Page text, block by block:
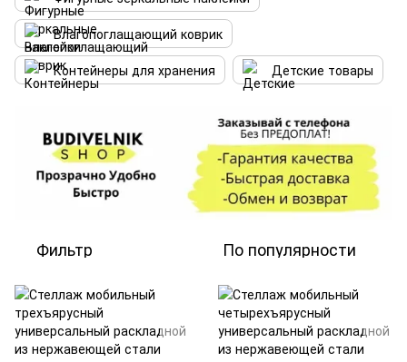
Влагопоглащающий коврик
Контейнеры для хранения
Детские товары
Фильтр По популярности